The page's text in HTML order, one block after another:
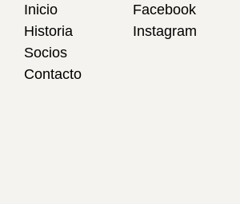
Inicio
Historia
Socios
Contacto
Facebook
Instagram